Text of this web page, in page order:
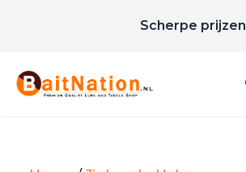
inhoud
Scherpe prijzen